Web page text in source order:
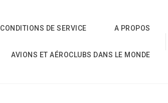
CONDITIONS DE SERVICE A PROPOS
AVIONS ET AÉROCLUBS DANS LE MONDE